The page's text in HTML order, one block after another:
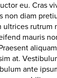
eu. Cras
non diam
ultrices rutrum
mauris
at.
ante